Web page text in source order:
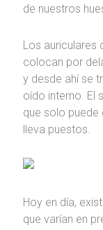
de nuestros
Los
colocan por
y desde ahí se
oído interno. El
que solo puede
lleva puestos.
Hoy en día,
que varían en